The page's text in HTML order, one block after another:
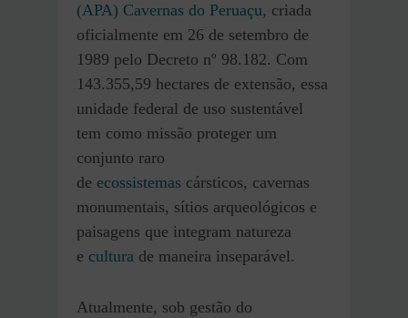
(APA) Cavernas do Peruaçu, criada
oficialmente em 26 de setembro de
1989 pelo Decreto nº 98.182. Com
143.355,59 hectares de extensão, essa
unidade federal de uso sustentável
tem como missão proteger um
conjunto raro
de ecossistemas cársticos, cavernas
monumentais, sítios arqueológicos e
paisagens que integram natureza
e cultura de maneira inseparável.
Atualmente, sob gestão do